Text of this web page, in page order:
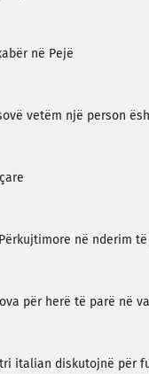
në Pejë
vetëm një person
në nderim
për herë të parë në
italian diskutojnë për